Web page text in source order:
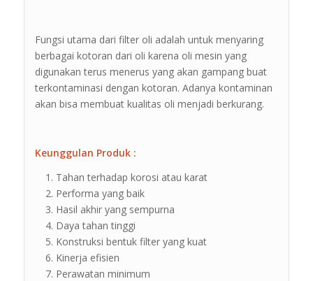
Fungsi utama dari filter oli adalah untuk menyaring
berbagai kotoran dari oli karena oli mesin yang
digunakan terus menerus yang akan gampang buat
terkontaminasi dengan kotoran. Adanya kontaminan
akan bisa membuat kualitas oli menjadi berkurang.
Keunggulan Produk :
Tahan terhadap korosi atau karat
Performa yang baik
Hasil akhir yang sempurna
Daya tahan tinggi
Konstruksi bentuk filter yang kuat
Kinerja efisien
Perawatan minimum